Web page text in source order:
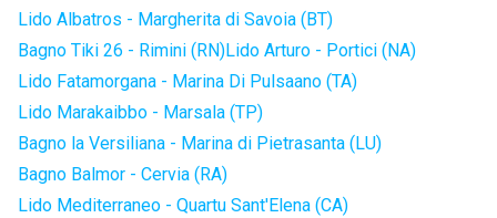
Lido Albatros - Margherita di Savoia (BT)
Bagno Tiki 26 - Rimini (RN)Lido Arturo - Portici (NA)
Lido Fatamorgana - Marina Di Pulsaano (TA)
Lido Marakaibbo - Marsala (TP)
Bagno la Versiliana - Marina di Pietrasanta (LU)
Bagno Balmor - Cervia (RA)
Lido Mediterraneo - Quartu Sant'Elena (CA)